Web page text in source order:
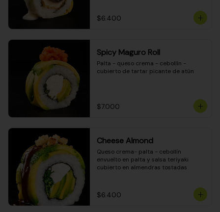
$6.400
Spicy Maguro Roll
Palta - queso crema - cebollín -
cubierto de tartar picante de atún
$7.000
Cheese Almond
Queso crema- palta - cebollín
envuelto en palta y salsa teriyaki
cubierto en almendras tostadas
$6.400